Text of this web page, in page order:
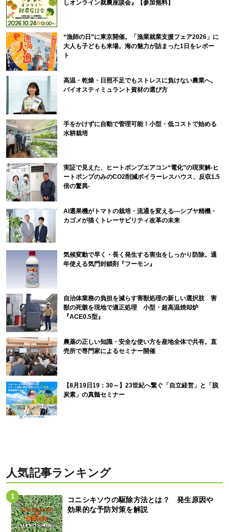
しオンライン就農座談会』【参加無料】
“漁師の日”に東京開催。「漁業就業支援フェア2026」に
大人も子どもも来場。海の魅力が詰まった1日をレポー
ト
高温・乾燥・日照不足でもストレスに負けない農業へ。
バイオスティミュラント資材の選び方
手をかけずに自動で管理可能！小型・低コストで始める
水耕栽培
実証で見えた、ヒートポンプエアコン“電化”の現実解-ヒ
ートポンプのみのCO2削減ボイラーレスハウス、反収1.5
倍の驚異-
AI選果機がトマトの栽培・流通を変える―シブヤ精機・
カゴメが描くトレーサビリティ改革の未来
気候変動で早く・長く発生する害虫をしっかり防除。通
年使える気門封鎖剤『フーモン』
自治体業務の負担を減らす害獣処理の新しい選択肢 害
獣の死骸を現地で適正処理 小型・超高温焼却炉
『ACE0.5型』
農薬の正しい知識・安全な使い方を産地全体で共有。直
売所で専門家によるセミナー開催
【8月19日19：30～】23世紀へ繋ぐ「自立経営」と「脱
炭素」の真髄セミナー
人気記事ランキング
コニシキソウの駆除方法とは？ 発生原因や
効果的な予防対策を解説